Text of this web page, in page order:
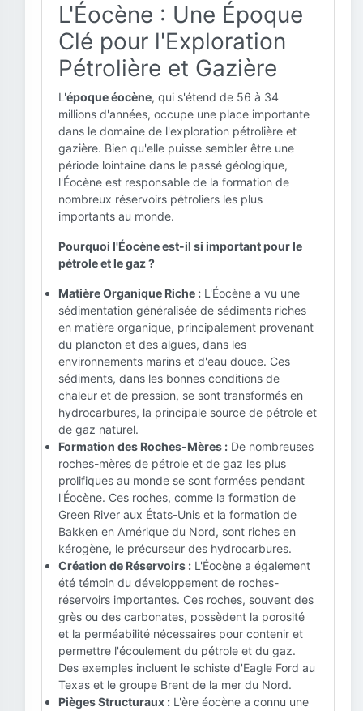
L'Éocène : Une Époque
Clé pour l'Exploration
Pétrolière et Gazière
L'époque éocène, qui s'étend de 56 à 34
millions d'années, occupe une place importante
dans le domaine de l'exploration pétrolière et
gazière. Bien qu'elle puisse sembler être une
période lointaine dans le passé géologique,
l'Éocène est responsable de la formation de
nombreux réservoirs pétroliers les plus
importants au monde.
Pourquoi l'Éocène est-il si important pour le
pétrole et le gaz ?
Matière Organique Riche : L'Éocène a vu une
sédimentation généralisée de sédiments riches
en matière organique, principalement provenant
du plancton et des algues, dans les
environnements marins et d'eau douce. Ces
sédiments, dans les bonnes conditions de
chaleur et de pression, se sont transformés en
hydrocarbures, la principale source de pétrole et
de gaz naturel.
Formation des Roches-Mères : De nombreuses
roches-mères de pétrole et de gaz les plus
prolifiques au monde se sont formées pendant
l'Éocène. Ces roches, comme la formation de
Green River aux États-Unis et la formation de
Bakken en Amérique du Nord, sont riches en
kérogène, le précurseur des hydrocarbures.
Création de Réservoirs : L'Éocène a également
été témoin du développement de roches-
réservoirs importantes. Ces roches, souvent des
grès ou des carbonates, possèdent la porosité
et la perméabilité nécessaires pour contenir et
permettre l'écoulement du pétrole et du gaz.
Des exemples incluent le schiste d'Eagle Ford au
Texas et le groupe Brent de la mer du Nord.
Pièges Structuraux : L'ère éocène a connu une